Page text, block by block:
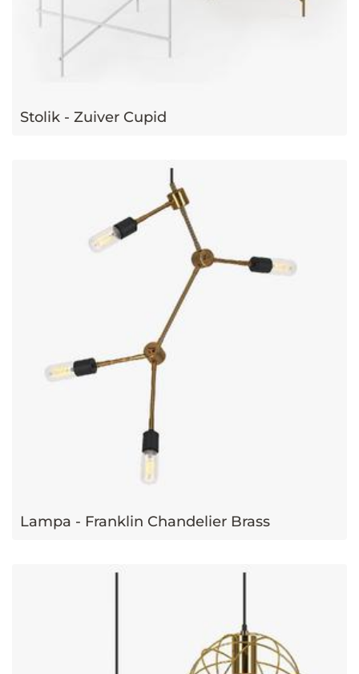
Stolik - Zuiver Cupid
Lampa - Franklin Chandelier Brass